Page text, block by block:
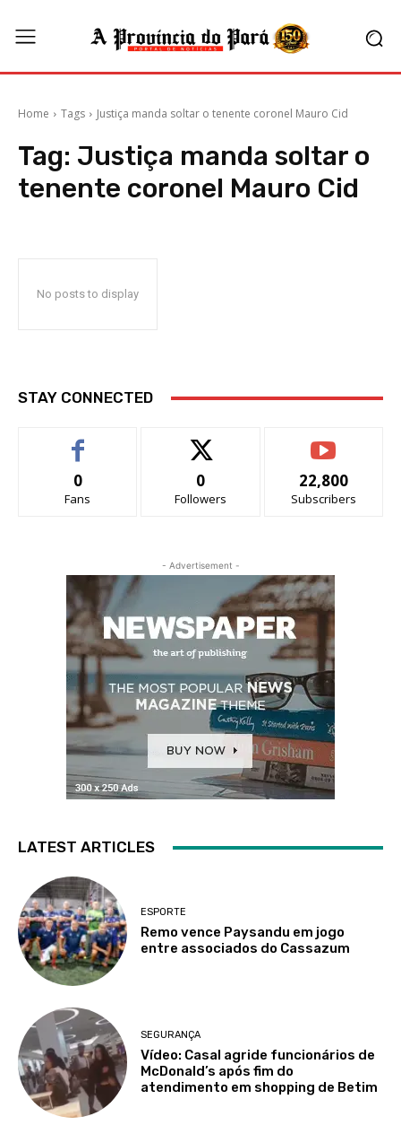
Home Tags Justiça manda soltar o tenente coronel Mauro Cid
Tag: Justiça manda soltar o
tenente coronel Mauro Cid
No posts to display
STAY CONNECTED
0
Fans
0
Followers
22,800
Subscribers
- Advertisement -
LATEST ARTICLES
ESPORTE
Remo vence Paysandu em jogo
entre associados do Cassazum
SEGURANÇA
Vídeo: Casal agride funcionários de
McDonald’s após fim do
atendimento em shopping de Betim